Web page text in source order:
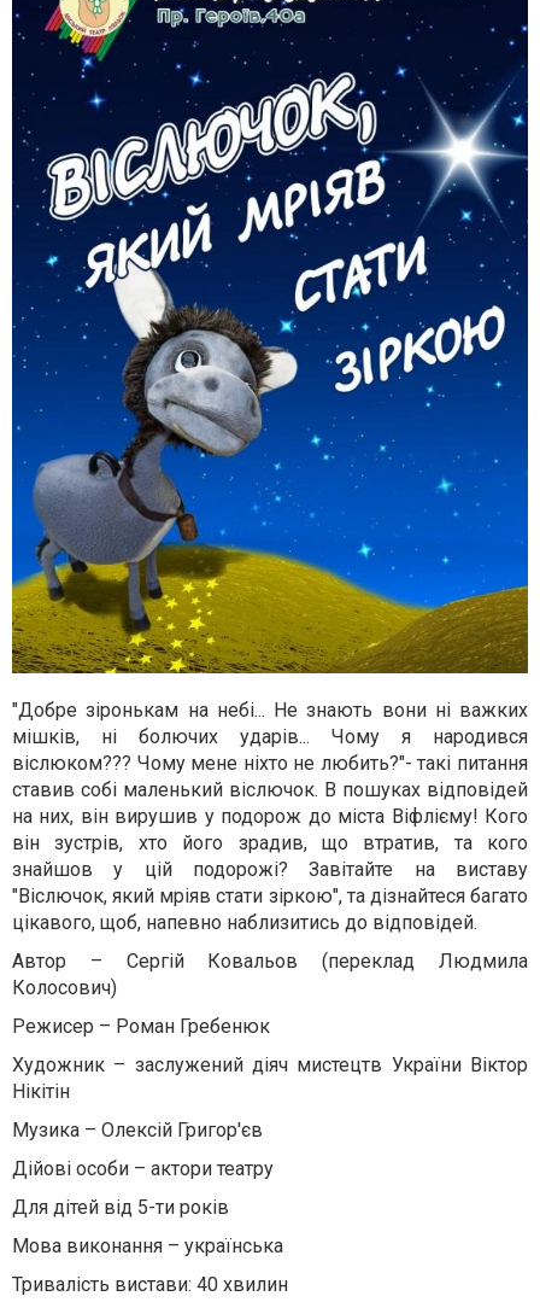
"Добре зіронькам на небі... Не знають вони ні важких
мішків, ні болючих ударів... Чому я народився
віслюком??? Чому мене ніхто не любить?"- такі питання
ставив собі маленький віслючок. В пошуках відповідей
на них, він вирушив у подорож до міста Віфлієму! Кого
він зустрів, хто його зрадив, що втратив, та кого
знайшов у цій подорожі? Завітайте на виставу
"Віслючок, який мріяв стати зіркою", та дізнайтеся багато
цікавого, щоб, напевно наблизитись до відповідей.
Автор – Сергій Ковальов (переклад Людмила
Колосович)
Режисер – Роман Гребенюк
Художник – заслужений діяч мистецтв України Віктор
Нікітін
Музика – Олексій Григор'єв
Дійові особи – актори театру
Для дітей від 5-ти років
Мова виконання – українська
Тривалість вистави: 40 хвилин